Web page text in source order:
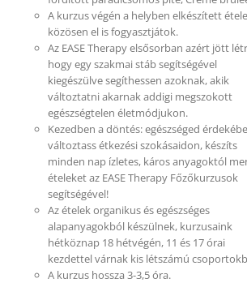
A kurzus végén a helyben elkészített
közösen el is fogyasztjátok.
Az EASE Therapy elsősorban azért jött
hogy egy szakmai stáb segítségével
kiegészülve segíthessen azoknak, akik
változtatni akarnak addigi megszokott
egészségtelen életmódjukon.
Kezedben a döntés: egészséged
változtass étkezési szokásaidon, készíts
minden nap ízletes, káros anyagoktól
ételeket az EASE Therapy Főzőkurzusok
segítségével!
Az ételek organikus és egészséges
alapanyagokból készülnek, kurzusaink
hétköznap 18 hétvégén, 11 és 17 órai
kezdettel várnak kis létszámú
A kurzus hossza 3-3,5 óra.